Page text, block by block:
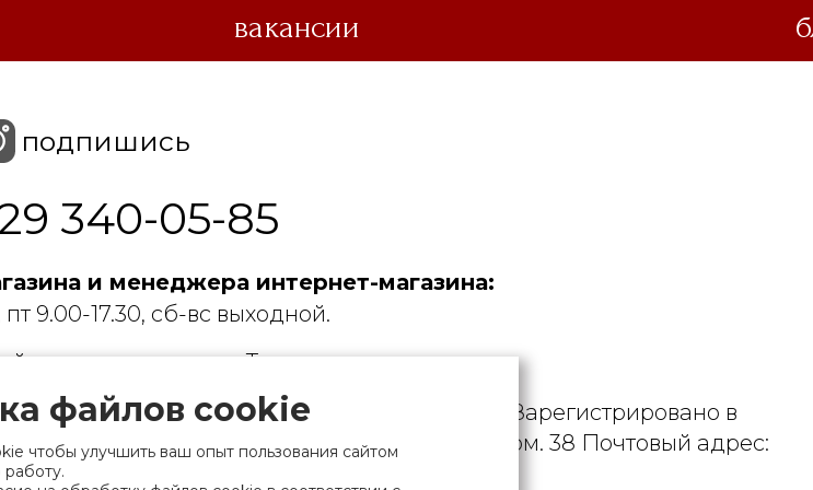
вакансии
подпишись
340-05-85
и менеджера интернет-магазина:
пт 9.00-17.30, сб-вс выходной.
ответственностью «Торгиндустрия».
01.06.2022. УНП 190729471. Зарегистрировано в
220007, г. Минск, ул. Фабрициуса, д. 9А, пом. 38 Почтовый адрес:
файлов cookie
чтобы улучшить ваш опыт пользования сайтом